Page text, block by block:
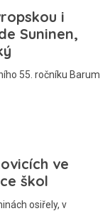
i
Suninen,
55. ročníku Barum
ve
škol
osiřely, v